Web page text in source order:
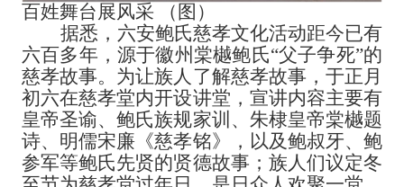
百姓舞台展风采
（图）
据悉，六安鲍氏慈孝文化活动距今已有
六百多年，源于徽州棠樾鲍氏“父子争死”的
慈孝故事。为让族人了解慈孝故事，于正月
初六在慈孝堂内开设讲堂，宣讲内容主要有
皇帝圣谕、鲍氏族规家训、朱棣皇帝棠樾题
诗、明儒宋廉《慈孝铭》，以及鲍叔牙、鲍
参军等鲍氏先贤的贤德故事；族人们议定冬